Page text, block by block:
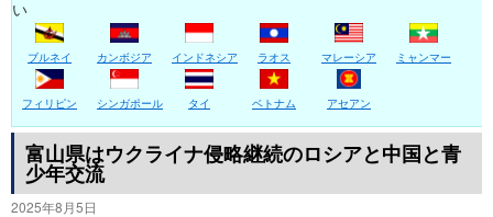
ツ
へ
ス
キ
ッ
い
ブルネイ カンボジア インドネシア ラオス マレーシア ミャンマー
フィリピン シンガポール タイ ベトナム アセアン
富山県はウクライナ侵略継続のロシアと中国と青
少年交流
2025年8月5日